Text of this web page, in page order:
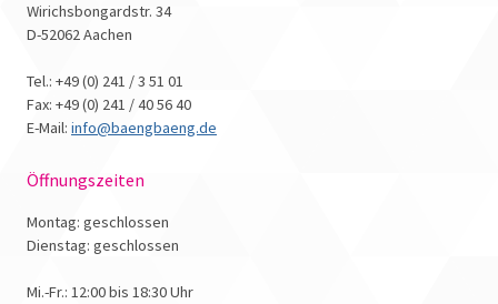
Wirichsbongardstr. 34
D-52062 Aachen
Tel.: +49 (0) 241 / 3 51 01
Fax: +49 (0) 241 / 40 56 40
E-Mail: info@baengbaeng.de
Öffnungszeiten
Montag: geschlossen
Dienstag: geschlossen
Mi.-Fr.: 12:00 bis 18:30 Uhr